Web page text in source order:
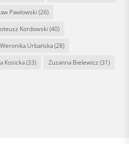
Pawłowski (26)
Kordowski (40)
Weronika Urbańska(28)
Kosicka(33) Zuzanna Bielewicz (31)